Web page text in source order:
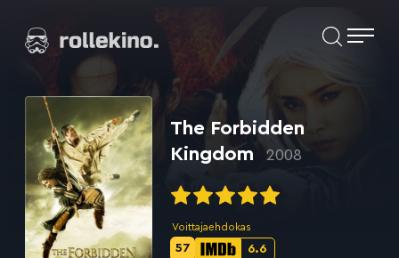
suoraan
sisältöön
Elokuvat ja elokuva-arviot | Rollekino.fi
Fiilistelyä
jälkeen.
The Forbidden
Kingdom
2008
Voittajaehdokas
6.6
57